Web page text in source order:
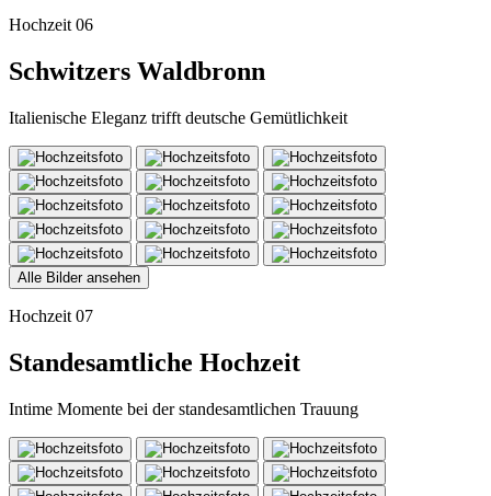
Hochzeit 06
Schwitzers Waldbronn
Italienische Eleganz trifft deutsche Gemütlichkeit
Alle Bilder ansehen
Hochzeit 07
Standesamtliche Hochzeit
Intime Momente bei der standesamtlichen Trauung